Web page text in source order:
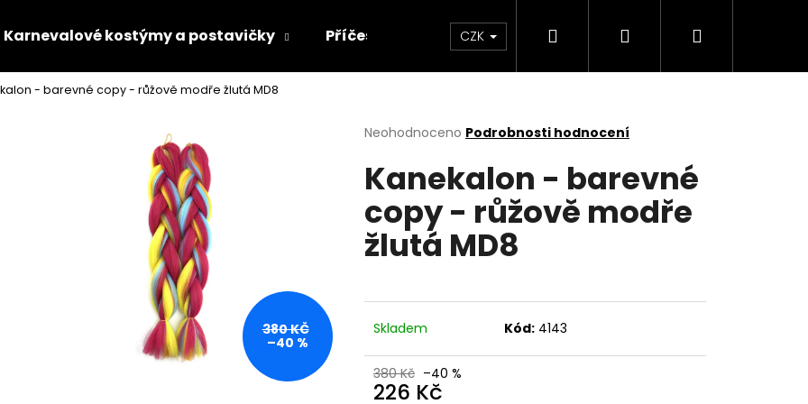
Karnevalové kostýmy a postavičky Příčesky a copy Menstruační kalhotky a plavky
CZK Hledat PřihlášeníNákupní
- barevné copy - růžově modře žlutá MD8
Průměrné
produktu
je
z
5
hvězdiček.
Neohodnoceno Podrobnosti hodnocení
Kanekalon - barevné
copy - růžově modře
žlutá MD8
Skladem Kód: 4143
380 Kč –40 %
226 Kč
380 KČ
–40 %
Co potřebujete najít?
Doporučujeme